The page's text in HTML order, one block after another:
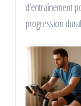
d'entraînement
progression